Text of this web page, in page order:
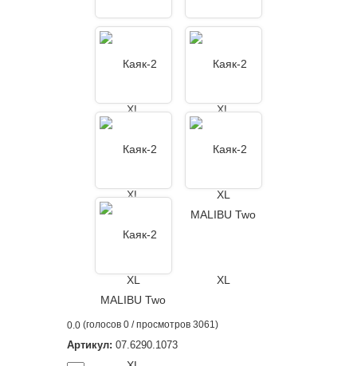
0.0 (голосов 0 / просмотров 3061)
Артикул: 07.6290.1073